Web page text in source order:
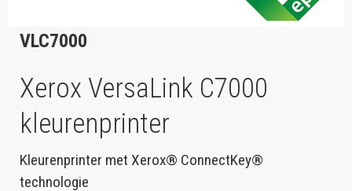
VLC7000
Xerox VersaLink C7000
kleurenprinter
Kleurenprinter met Xerox® ConnectKey®
technologie